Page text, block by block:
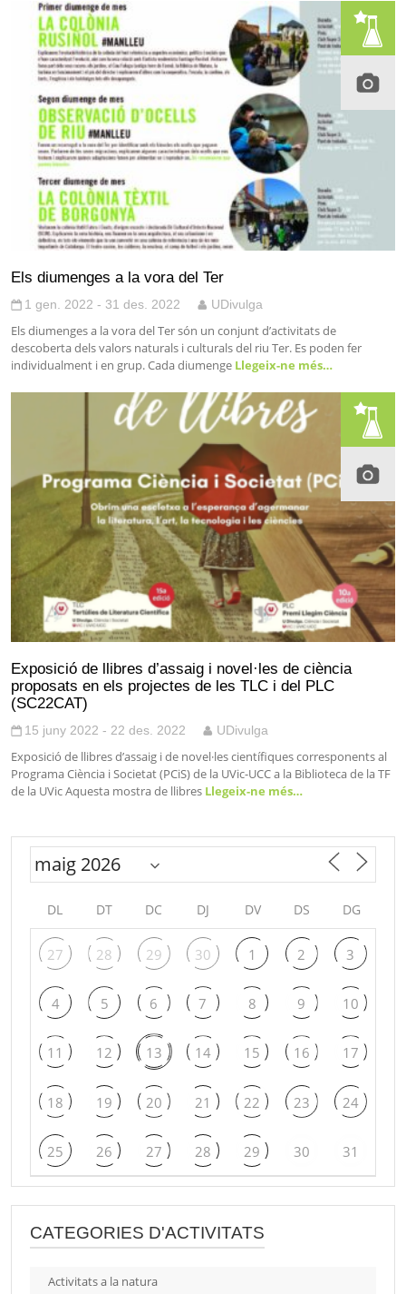
Els diumenges a la vora del Ter
1 gen. 2022 - 31 des. 2022 UDivulga
Els diumenges a la vora del Ter són un conjunt d’activitats de
descoberta dels valors naturals i culturals del riu Ter. Es poden fer
individualment i en grup. Cada diumenge Llegeix-ne més…
Exposició de llibres d’assaig i novel·les de ciència
proposats en els projectes de les TLC i del PLC
(SC22CAT)
15 juny 2022 - 22 des. 2022 UDivulga
Exposició de llibres d’assaig i de novel·les científiques corresponents al
Programa Ciència i Societat (PCiS) de la UVic-UCC a la Biblioteca de la TF
de la UVic Aquesta mostra de llibres Llegeix-ne més…
DL DT DC DJ DV DS DG
27 28 29 30 1 2 3
4 5 6 7 8 9 10
11 12 13 14 15 16 17
18 19 20 21 22 23 24
25 26 27 28 29 30 31
CATEGORIES D'ACTIVITATS
Activitats a la natura